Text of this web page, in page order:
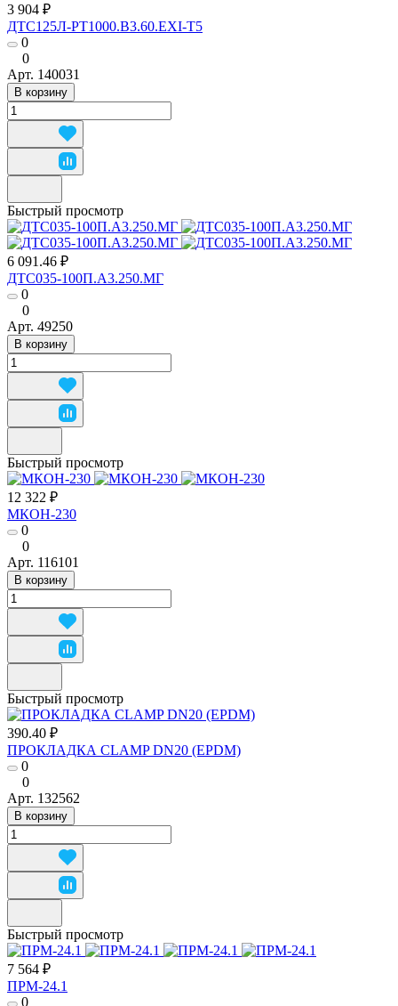
3 904 ₽
ДТС125Л-РТ1000.В3.60.ЕХI-Т5
0
0
Арт. 140031
В корзину
Быстрый просмотр
6 091.46 ₽
ДТС035-100П.А3.250.МГ
0
0
Арт. 49250
В корзину
Быстрый просмотр
12 322 ₽
МКОН-230
0
0
Арт. 116101
В корзину
Быстрый просмотр
390.40 ₽
ПРОКЛАДКА CLAMP DN20 (EPDM)
0
0
Арт. 132562
В корзину
Быстрый просмотр
7 564 ₽
ПРМ-24.1
0